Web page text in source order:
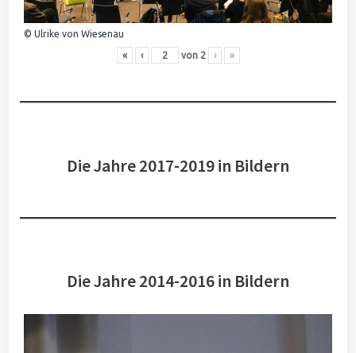
© Ulrike von Wiesenau
« ‹ von 2 › »
Die Jahre 2017-2019 in Bildern
Die Jahre 2014-2016 in Bildern